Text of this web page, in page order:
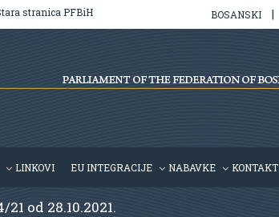
stranica PFBiH BOSANSKI |
LINKOVI EU INTEGRACIJE NABAVKE KONTAKT
od 28.10.2021.